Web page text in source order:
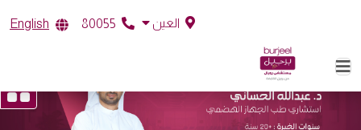
العين English